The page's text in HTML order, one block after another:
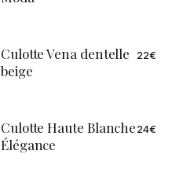
Culotte Vena dentelle
beige
22€
Culotte Haute Blanche
Élégance
24€